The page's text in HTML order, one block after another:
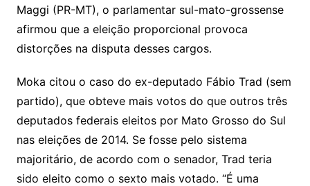
Maggi (PR-MT), o parlamentar sul-mato-grossense
afirmou que a eleição proporcional provoca
distorções na disputa desses cargos.
Moka citou o caso do ex-deputado Fábio Trad (sem
partido), que obteve mais votos do que outros três
deputados federais eleitos por Mato Grosso do Sul
nas eleições de 2014. Se fosse pelo sistema
majoritário, de acordo com o senador, Trad teria
sido eleito como o sexto mais votado. “É uma